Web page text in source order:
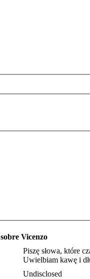
Vicenzo
Piszę słowa, które
Uwielbiam kawę i
Undisclosed